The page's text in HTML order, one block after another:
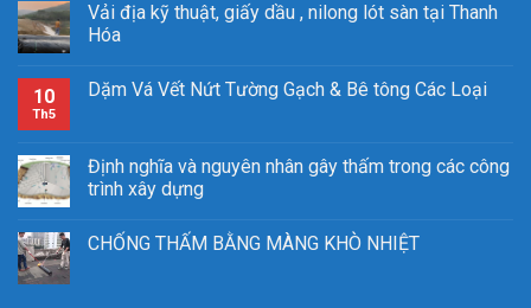
Vải địa kỹ thuật, giấy dầu , nilong lót sàn tại Thanh
Hóa
10
Th5
Dặm Vá Vết Nứt Tường Gạch & Bê tông Các Loại
Định nghĩa và nguyên nhân gây thấm trong các công
trình xây dựng
CHỐNG THẤM BẰNG MÀNG KHÒ NHIỆT